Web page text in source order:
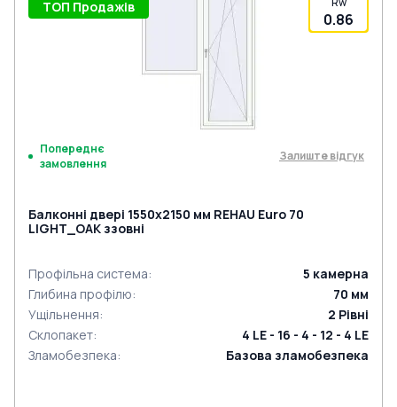
0.86
ТОП Продажів
Попереднє
замовлення
Залиште відгук
Балконні двері 1550x2150 мм REHAU Euro 70
LIGHT_OAK ззовні
Профільна система: 5 камерна
Глибина профілю: 70 мм
Ущільнення: 2 Рівні
Склопакет:
4 LE - 16 - 4 - 12 - 4 LE
Зламобезпека: Базова зламобезпека